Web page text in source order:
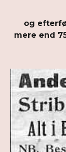
og
mere end